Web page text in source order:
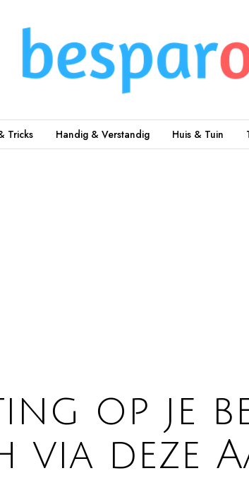
Tricks Handig & Verstandig Huis & Tuin
op je
via deze